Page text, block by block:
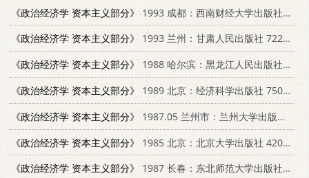
《政治经济学 资本主义部分》
1993 成都：西南财经大学出版社 7810175378
《政治经济学 资本主义部分》
1993 兰州：甘肃人民出版社 7226011468
《政治经济学 资本主义部分》
1988 哈尔滨：黑龙江人民出版社 7207005199
《政治经济学 资本主义部分》
1989 北京：经济科学出版社 750580233X
《政治经济学 资本主义部分》
1987.05 兰州市：兰州大学出版社 7311000459
《政治经济学 资本主义部分》
1985 北京：北京大学出版社 4209·30
《政治经济学 资本主义部分》
1987 长春：东北师范大学出版社 7560200494